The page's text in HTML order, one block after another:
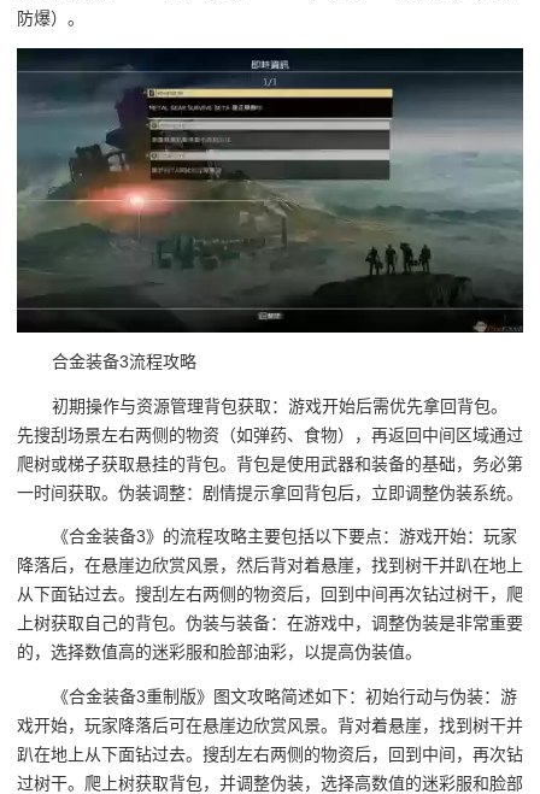
防爆）。
合金装备3流程攻略
初期操作与资源管理背包获取：游戏开始后需优先拿回背包。
先搜刮场景左右两侧的物资（如弹药、食物），再返回中间区域通过
爬树或梯子获取悬挂的背包。背包是使用武器和装备的基础，务必第
一时间获取。伪装调整：剧情提示拿回背包后，立即调整伪装系统。
《合金装备3》的流程攻略主要包括以下要点：游戏开始：玩家
降落后，在悬崖边欣赏风景，然后背对着悬崖，找到树干并趴在地上
从下面钻过去。搜刮左右两侧的物资后，回到中间再次钻过树干，爬
上树获取自己的背包。伪装与装备：在游戏中，调整伪装是非常重要
的，选择数值高的迷彩服和脸部油彩，以提高伪装值。
《合金装备3重制版》图文攻略简述如下：初始行动与伪装：游
戏开始，玩家降落后可在悬崖边欣赏风景。背对着悬崖，找到树干并
趴在地上从下面钻过去。搜刮左右两侧的物资后，回到中间，再次钻
过树干。爬上树获取背包，并调整伪装，选择高数值的迷彩服和脸部